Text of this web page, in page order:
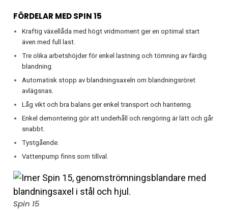
FÖRDELAR MED SPIN 15
Kraftig växellåda med högt vridmoment ger en optimal start
även med full last.
Tre olika arbetshöjder för enkel lastning och tömning av färdig
blandning.
Automatisk stopp av blandningsaxeln om blandningsröret
avlägsnas.
Låg vikt och bra balans ger enkel transport och hantering.
Enkel demontering gör att underhåll och rengöring är lätt och går
snabbt.
Tystgående.
Vattenpump finns som tillval.
Spin 15